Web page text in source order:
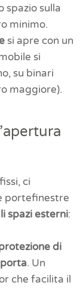
spazio sulla
minimo.
si apre con un
si
su binari
maggiore).
ci
portefinestre
spazi esterni:
di
. Un
che facilita il